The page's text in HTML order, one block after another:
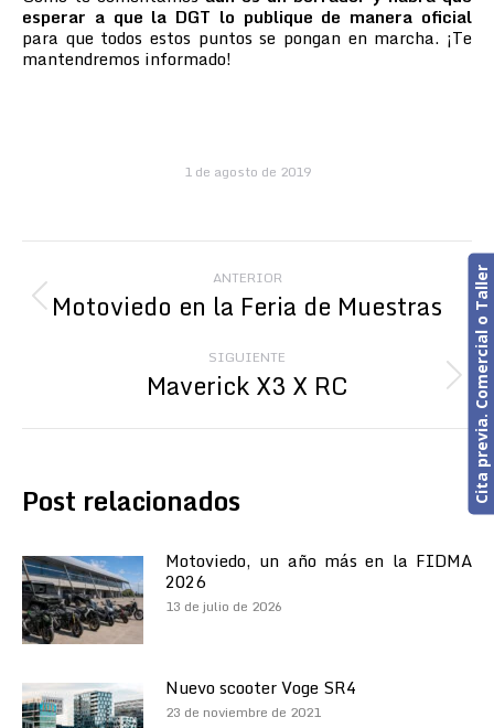
esperar a que la DGT lo publique de manera oficial
para que todos estos puntos se pongan en marcha. ¡Te
mantendremos informado!
1 de agosto de 2019
Navegación
entre
publicaciones
ANTERIOR
Publicación
Motoviedo en la Feria de Muestras
SIGUIENTE
Publicación
Maverick X3 X RC
Post relacionados
Motoviedo, un año más en la FIDMA
2026
13 de julio de 2026
Nuevo scooter Voge SR4
23 de noviembre de 2021
Cita previa. Comercial o Taller